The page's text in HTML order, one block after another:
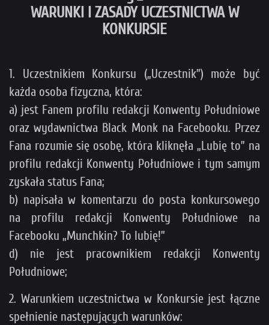
WARUNKI I ZASADY UCZESTNICTWA W
KONKURSIE
1. Uczestnikiem Konkursu („Uczestnik”) może być
każda osoba fizyczna, która:
a) jest Fanem profilu redakcji Konwenty Południowe
oraz wydawnictwa Black Monk na Facebooku. Przez
Fana rozumie się osobę, która kliknęła „Lubię to” na
profilu redakcji Konwenty Południowe i tym samym
zyskała status Fana;
b) napisała w komentarzu do posta konkursowego
na profilu redakcji Konwenty Południowe na
Facebooku „Munchkin? To lubię!”
d) nie jest pracownikiem redakcji Konwenty
Południowe;
2. Warunkiem uczestnictwa w Konkursie jest łączne
spełnienie następujących warunków: